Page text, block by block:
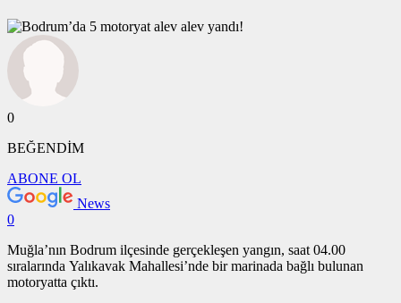
0
BEĞENDİM
ABONE OL
News
0
Muğla’nın Bodrum ilçesinde gerçekleşen yangın, saat 04.00
sıralarında Yalıkavak Mahallesi’nde bir marinada bağlı bulunan
motoryatta çıktı.